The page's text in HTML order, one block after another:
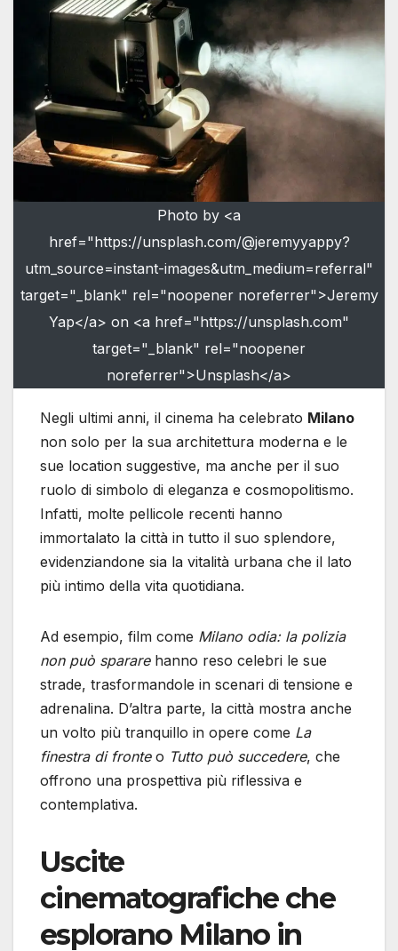
Photo by <a
href="https://unsplash.com/@jeremyyappy?
utm_source=instant-images&utm_medium=referral"
target="_blank" rel="noopener noreferrer">Jeremy
Yap</a> on <a href="https://unsplash.com"
target="_blank" rel="noopener
noreferrer">Unsplash</a>
Negli ultimi anni, il cinema ha celebrato Milano
non solo per la sua architettura moderna e le
sue location suggestive, ma anche per il suo
ruolo di simbolo di eleganza e cosmopolitismo.
Infatti, molte pellicole recenti hanno
immortalato la città in tutto il suo splendore,
evidenziandone sia la vitalità urbana che il lato
più intimo della vita quotidiana.
Ad esempio, film come Milano odia: la polizia
non può spararehanno reso celebri le sue
strade, trasformandole in scenari di tensione e
adrenalina. D’altra parte, la città mostra anche
un volto più tranquillo in opere come La
finestra di fronteo Tutto può succedere, che
offrono una prospettiva più riflessiva e
contemplativa.
Uscite
cinematografiche che
esplorano Milano in